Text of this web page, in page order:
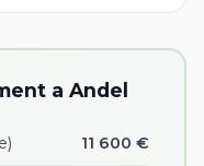
a Andel
11 600 €